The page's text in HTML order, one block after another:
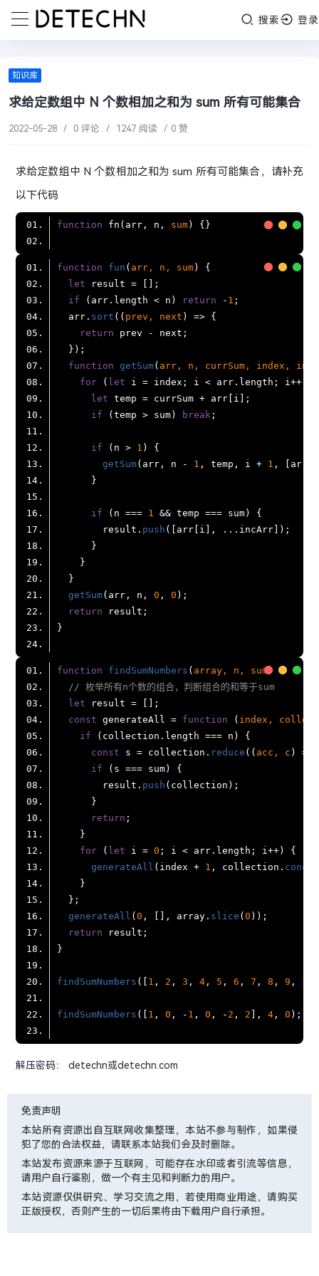
搜索 登录
知识库
求给定数组中 N 个数相加之和为 sum 所有可能集合
2022-05-28 / 0 评论 / 1247 阅读 / 0 赞
求给定数组中 N 个数相加之和为 sum 所有可能集合，请补充
以下代码
function fn(arr, n, sum
function fun ( arr, n, sum
let
if (arr. length < n) return - 1
  arr.
sort ( ( prev, next ) =>
return
function getSum( arr, n, currSum, index,
for ( let i = index; i < arr. length
let
if (temp > sum) break
if (n > 1
getSum(arr, n - 1 , temp, i + 1
if (n === 1
        result.
push
getSum(arr, n, 0 , 0
return
function findSumNumbers ( array, n, sum
// 枚举所有n个数的组合，判断组合的和等于sum
let
const generateAll = function ( index,
if (collection. length
const s = collection. reduce ( ( acc, c ) =>
if
        result.
push
return
for ( let i = 0 ; i < arr. length
generateAll (index + 1 , collection. concat
generateAll ( 0 , [], array. slice ( 0
return
findSumNumbers ([ 1 , 2 , 3 , 4, 5 , 6 , 7 , 8 , 9 , 10
findSumNumbers ([ 1 , 0 , - 1 , 0 , - 2 , 2 ], 4, 0
解压密码： detechn或detechn.com
免责声明
本站所有资源出自互联网收集整理，本站不参与制作，如果侵
犯了您的合法权益，请联系本站我们会及时删除。
本站发布资源来源于互联网，可能存在水印或者引流等信息，
请用户自行鉴别，做一个有主见和判断力的用户。
本站资源仅供研究、学习交流之用，若使用商业用途，请购买
正版授权，否则产生的一切后果将由下载用户自行承担。